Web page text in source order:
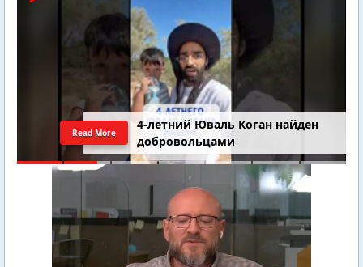
4-летний Юваль Коган найден
добровольцами
Read More